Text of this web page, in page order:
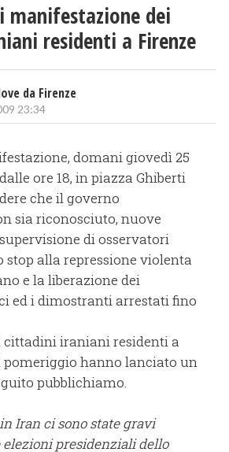
manifestazione dei
residenti a Firenze
da Firenze
23:34
domani giovedì 25
ore 18, in piazza Ghiberti
che il governo
sia riconosciuto, nuove
di osservatori
alla repressione violenta
e la liberazione dei
ed i dimostranti arrestati fino
iraniani residenti a
pomeriggio hanno lanciato un
pubblichiamo.
Iran ci sono state gravi
presidenziali dello